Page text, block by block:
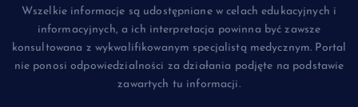
Wszelkie informacje są udostępniane w celach edukacyjnych i
informacyjnych, a ich interpretacja powinna być zawsze
konsultowana z wykwalifikowanym specjalistą medycznym. Portal
nie ponosi odpowiedzialności za działania podjęte na podstawie
zawartych tu informacji.